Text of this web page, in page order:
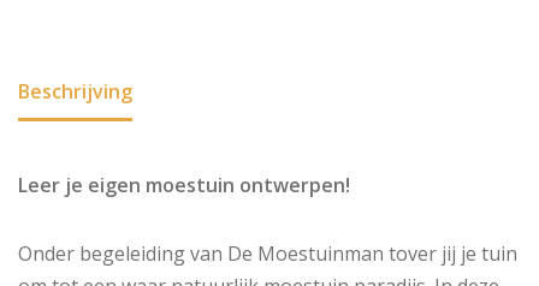
Beschrijving
Leer je eigen moestuin ontwerpen!
Onder begeleiding van De Moestuinman tover jij je tuin